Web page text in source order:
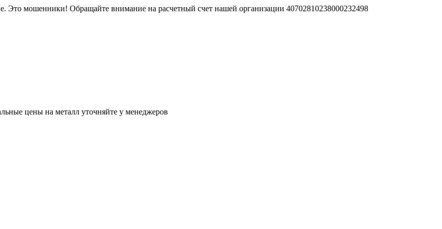
Это мошенники! Обращайте внимание на расчетный счет нашей организации 40702810238000232498
цены на металл уточняйте у менеджеров